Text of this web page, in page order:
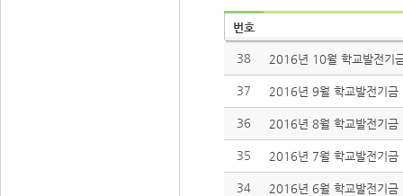
번호
38 2016년 10월 학교발전기
37 2016년 9월 학교발전기금
36 2016년 8월 학교발전기금
35 2016년 7월 학교발전기금
34 2016년 6월 학교발전기금